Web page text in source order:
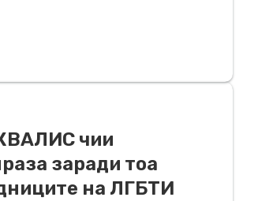
чии
заради тоа
на ЛГБТИ